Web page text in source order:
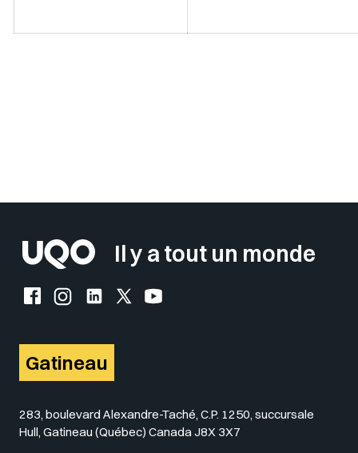
Il y a tout un monde
Facebook de l'UQO
Instagram de l'UQO
LinkedIn de l'UQO
X (Twitter) de l'UQO
YouTube de l'UQO
Gatineau
283, boulevard Alexandre-Taché, C.P. 1250, succursale
Hull, Gatineau (Québec) Canada J8X 3X7